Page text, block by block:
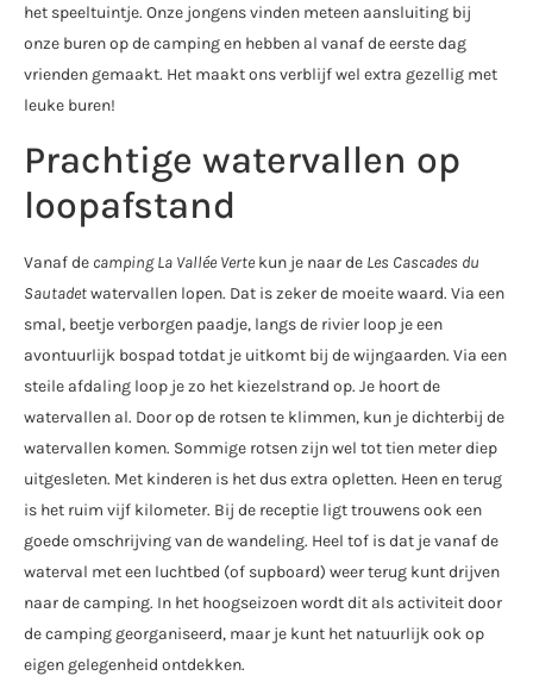
het speeltuintje. Onze jongens vinden meteen aansluiting bij
onze buren op de camping en hebben al vanaf de eerste dag
vrienden gemaakt. Het maakt ons verblijf wel extra gezellig met
leuke buren!
Prachtige watervallen op
loopafstand
Vanaf de camping La Vallée Vertekun je naar de Les Cascades du
Sautadetwatervallen lopen. Dat is zeker de moeite waard. Via een
smal, beetje verborgen paadje, langs de rivier loop je een
avontuurlijk bospad totdat je uitkomt bij de wijngaarden. Via een
steile afdaling loop je zo het kiezelstrand op. Je hoort de
watervallen al. Door op de rotsen te klimmen, kun je dichterbij de
watervallen komen. Sommige rotsen zijn wel tot tien meter diep
uitgesleten. Met kinderen is het dus extra opletten. Heen en terug
is het ruim vijf kilometer. Bij de receptie ligt trouwens ook een
goede omschrijving van de wandeling. Heel tof is dat je vanaf de
waterval met een luchtbed (of supboard) weer terug kunt drijven
naar de camping. In het hoogseizoen wordt dit als activiteit door
de camping georganiseerd, maar je kunt het natuurlijk ook op
eigen gelegenheid ontdekken.